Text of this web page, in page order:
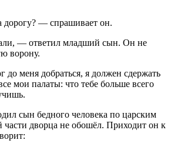
— спрашивает он.
— ответил младший сын. Он не
ворону.
меня добраться, я должен сдержать
мои палаты: что тебе больше всего
сын бедного человека по царским
части дворца не обошёл. Приходит он к